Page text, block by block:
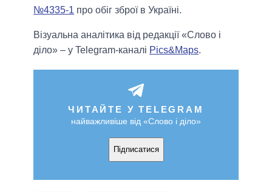
№4335-1 про обіг зброї в Україні.
Візуальна аналітика від редакції «Слово і
діло» – у Telegram-каналі Pics&Maps.
ЧИТАЙТЕ У TELEGRAM
найважливіше від «Слово і діло»
Підписатися